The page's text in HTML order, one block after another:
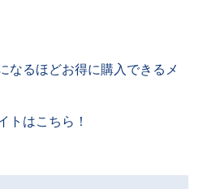
なるほどお得に購入できるメ
トはこちら！